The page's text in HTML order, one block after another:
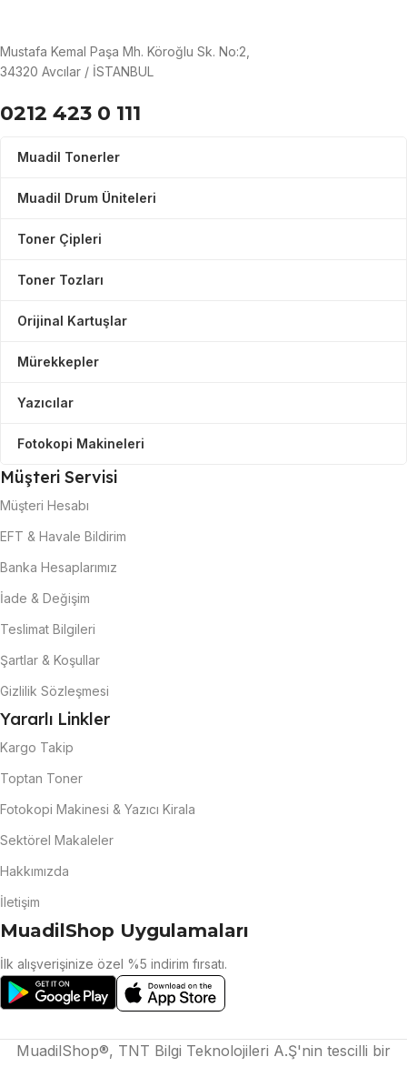
Mustafa Kemal Paşa Mh. Köroğlu Sk. No:2,
34320 Avcılar / İSTANBUL
0212 423 0 111
Muadil Tonerler
Muadil Drum Üniteleri
Toner Çipleri
Toner Tozları
Orijinal Kartuşlar
Mürekkepler
Yazıcılar
Fotokopi Makineleri
Müşteri Servisi
Müşteri Hesabı
EFT & Havale Bildirim
Banka Hesaplarımız
İade & Değişim
Teslimat Bilgileri
Şartlar & Koşullar
Gizlilik Sözleşmesi
Yararlı Linkler
Kargo Takip
Toptan Toner
Fotokopi Makinesi & Yazıcı Kirala
Sektörel Makaleler
Hakkımızda
İletişim
MuadilShop Uygulamaları
İlk alışverişinize özel %5 indirim fırsatı.
MuadilShop®, TNT Bilgi Teknolojileri A.Ş'nin tescilli bir